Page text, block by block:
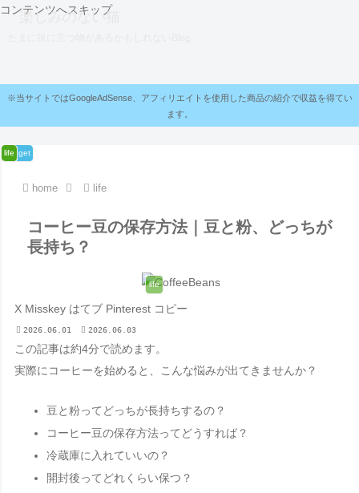
コンテンツへスキップ
楽しみのない猫
※当サイトではGoogleAdSense、アフィリエイトを使用した商品の紹介で収益を得てい
ます。
home life
コーヒー豆の保存方法｜豆と粉、どっちが
長持ち？
life
X Misskey はてブ Pinterest コピー
2026.06.01 2026.06.03
この記事は約4分で読めます。
実際にコーヒーを始めると、こんな悩みが出てきませんか？
豆と粉ってどっちが長持ちするの？
コーヒー豆の保存方法ってどうすれば？
冷蔵庫に入れていいの？
開封後ってどれくらい保つ？
gadget
life
life
life
life
life